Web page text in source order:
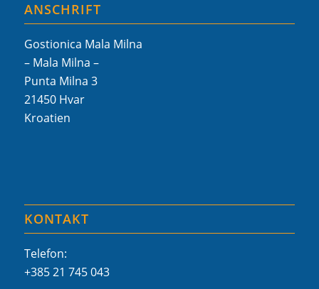
ANSCHRIFT
Gostionica Mala Milna
– Mala Milna –
Punta Milna 3
21450 Hvar
Kroatien
KONTAKT
Telefon:
+385 21 745 043